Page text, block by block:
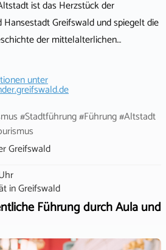
ist das Herzstück der
Hansestadt Greifswald und spiegelt die
der mittelalterlichen…
unter
#Stadtführung #Führung #Altstadt
Greifswald
inGreifswald
Führung durch Aula und